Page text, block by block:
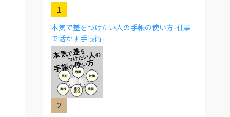
本気で差をつけたい人の手帳の使い方-仕事
で活かす手帳術-